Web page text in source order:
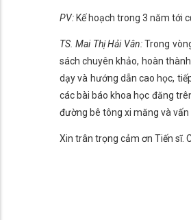
PV: Kế hoạch trong 3 năm tới
TS. Mai Thị Hải Vân:Trong
sách chuyên khảo, hoàn
dạy và hướng dẫn cao học,
các bài báo khoa học đăng
đường bê tông xi măng và vấn
Xin trân trọng cảm ơn Tiến sĩ.